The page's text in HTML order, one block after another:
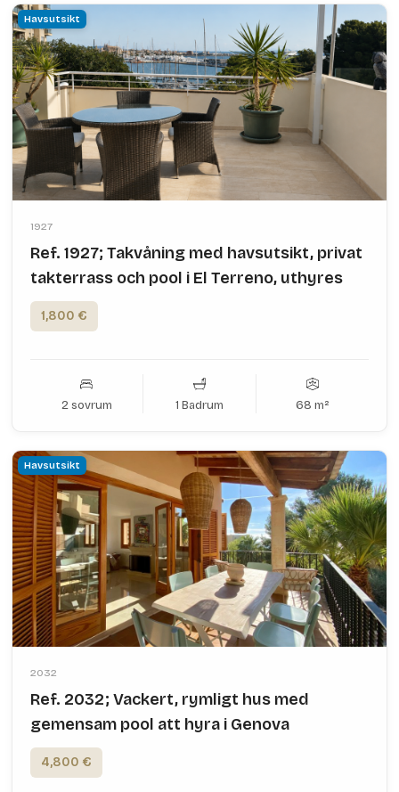
Havsutsikt
1927
Ref. 1927; Takvåning med havsutsikt, privat
takterrass och pool i El Terreno, uthyres
1,800 €
2 sovrum 1 Badrum 68 m²
Havsutsikt
2032
Ref. 2032; Vackert, rymligt hus med
gemensam pool att hyra i Genova
4,800 €